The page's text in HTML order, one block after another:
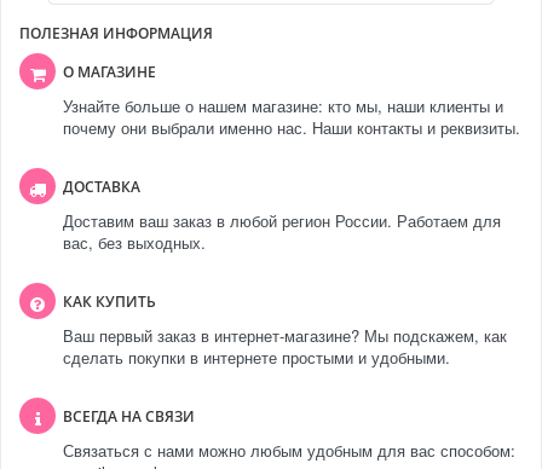
ПОЛЕЗНАЯ ИНФОРМАЦИЯ
О МАГАЗИНЕ
Узнайте больше о нашем магазине: кто мы, наши клиенты и
почему они выбрали именно нас. Наши контакты и реквизиты.
ДОСТАВКА
Доставим ваш заказ в любой регион России. Работаем для
вас, без выходных.
КАК КУПИТЬ
Ваш первый заказ в интернет-магазине? Мы подскажем, как
сделать покупки в интернете простыми и удобными.
ВСЕГДА НА СВЯЗИ
Связаться с нами можно любым удобным для вас способом: